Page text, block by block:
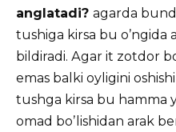
anglatadi? agarda
tushiga kirsa bu oʼngida
bildiradi. Аgar it zotdor
emas balki oyligini
tushga kirsa bu hamma
omad boʼlishidan arak